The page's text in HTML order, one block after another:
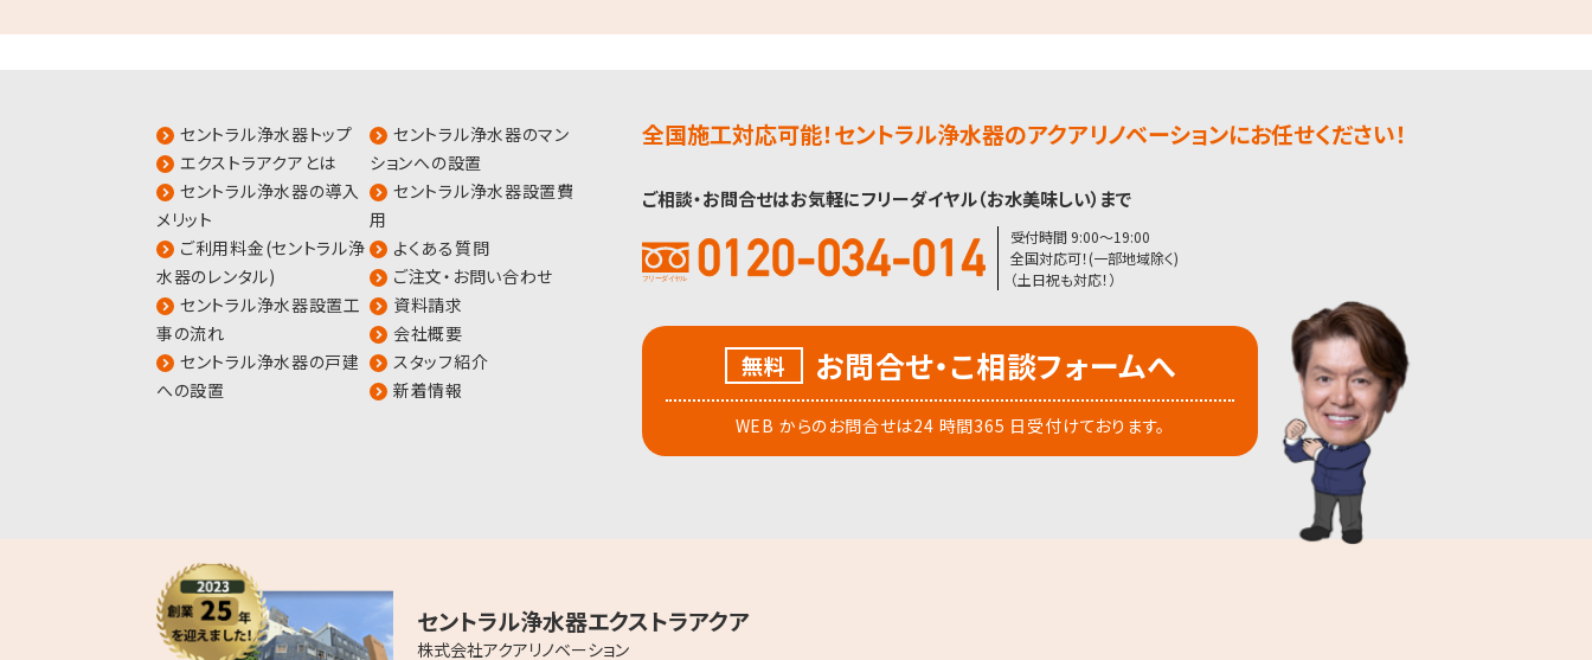
セントラル浄水器トップ
エクストラアクアとは
セントラル浄水器の導入
メリット
ご利用料金(セントラル浄
水器のレンタル)
セントラル浄水器設置工
事の流れ
セントラル浄水器の戸建
への設置
セントラル浄水器のマン
ションへの設置
セントラル浄水器設置費
用
よくある質問
ご注文・お問い合わせ
資料請求
会社概要
スタッフ紹介
新着情報
全国施工対応可能！セントラル浄水器のアクアリノベーションにお任せください！
ご相談・お問合せはお気軽にフリーダイヤル（お水美味しい）まで
受付時間 9:00〜19:00
全国対応可！(一部地域除く)
（土日祝も対応！）
無料 お問合せ・こ相談フォームへ
WEB からのお問合せは24 時間365 日受付けております。
セントラル浄水器エクストラアクア
株式会社アクアリノベーション